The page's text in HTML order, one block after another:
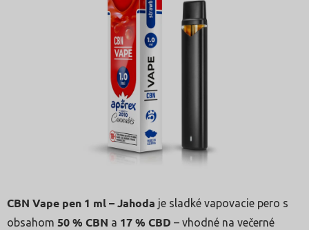
CBN Vape pen 1 ml – Jahoda je sladké vapovacie pero s
obsahom 50 % CBN a 17 % CBD – vhodné na večerné